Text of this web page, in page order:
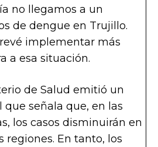
no llegamos a un
de dengue en Trujillo.
implementar más
a esa situación.
de Salud emitió un
señala que, en las
los casos disminuirán en
regiones. En tanto, los